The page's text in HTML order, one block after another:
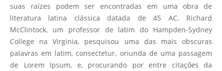
suas raízes podem ser encontradas em uma obra de
literatura latina clássica datada de 45 AC. Richard
McClintock, um professor de latim do Hampden-Sydney
College na Virginia, pesquisou uma das mais obscuras
palavras em latim, consectetur, oriunda de uma passagem
de Lorem Ipsum, e, procurando por entre citações da